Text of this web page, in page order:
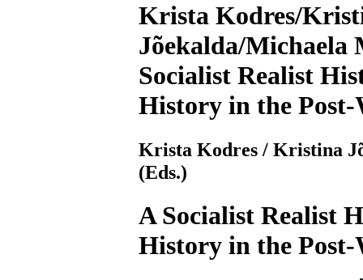
Krista Kodres/
Jõekalda/Michaela
Socialist Realist
History in the Post-
Krista Kodres / Kristina
(Eds.)
A Socialist Realist
History in the Post-